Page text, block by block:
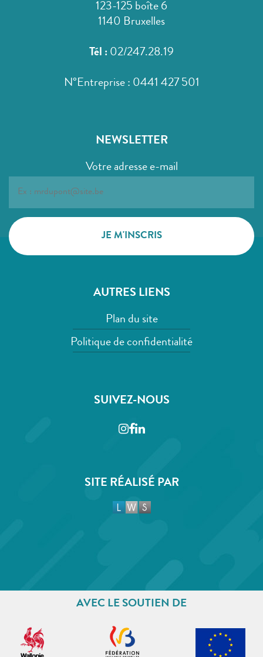
123-125 boîte 6
1140 Bruxelles
Tél : 02/247.28.19
N°Entreprise : 0441 427 501
NEWSLETTER
Votre adresse e-mail
AUTRES LIENS
Plan du site
Politique de confidentialité
SUIVEZ-NOUS
Instagram
Facebook
LinkedIn
SITE RÉALISÉ PAR
AVEC LE SOUTIEN DE